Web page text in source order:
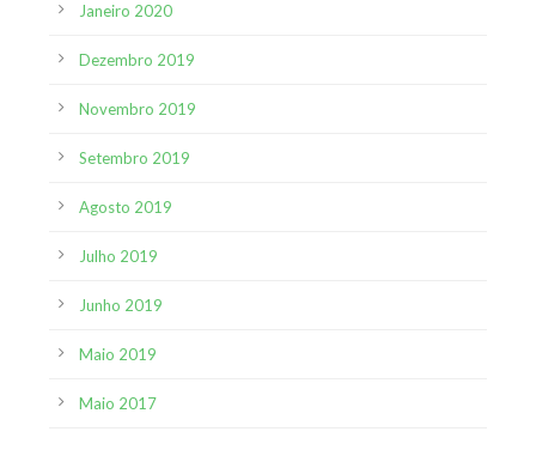
Janeiro 2020
Dezembro 2019
Novembro 2019
Setembro 2019
Agosto 2019
Julho 2019
Junho 2019
Maio 2019
Maio 2017